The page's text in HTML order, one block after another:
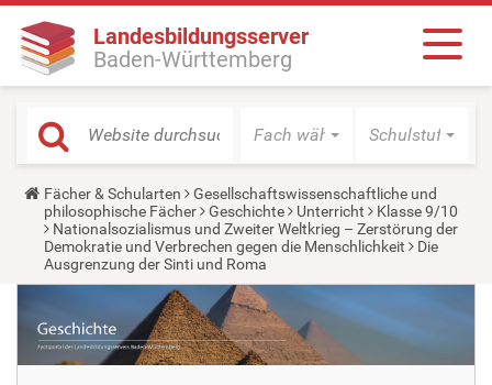
Landesbildungsserver
Baden-Württemberg
Fach wählen Schulstufe
Y
o
u
a
r
e
r
e
:
Fächer & Schularten
Gesellschaftswissenschaftliche und
philosophische Fächer
Geschichte Unterricht
Klasse 9/10
Nationalsozialismus und Zweiter Weltkrieg – Zerstörung der
Demokratie und Verbrechen gegen die Menschlichkeit
Die
Ausgrenzung der Sinti und Roma